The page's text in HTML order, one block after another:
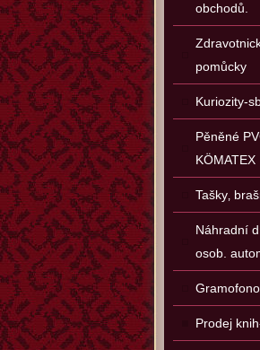
obchodů.
pomůcky
Kuriozity-
Pěněné
KÖMATEX
Tašky‚
Náhradní
osob.
Prodej